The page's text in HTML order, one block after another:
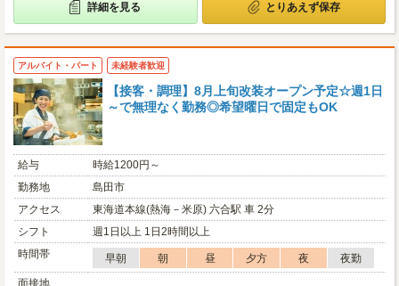
詳細を見る とりあえず保存
アルバイト・パート 未経験者歓迎
【接客・調理】8月上旬改装オープン予定☆週1日
～で無理なく勤務◎希望曜日で固定もOK
給与
時給1200円～
勤務地
島田市
アクセス
東海道本線(熱海－米原) 六合駅 車 2分
シフト
週1日以上 1日2時間以上
時間帯
早朝 朝 昼 夕方 夜
夜勤
面接地